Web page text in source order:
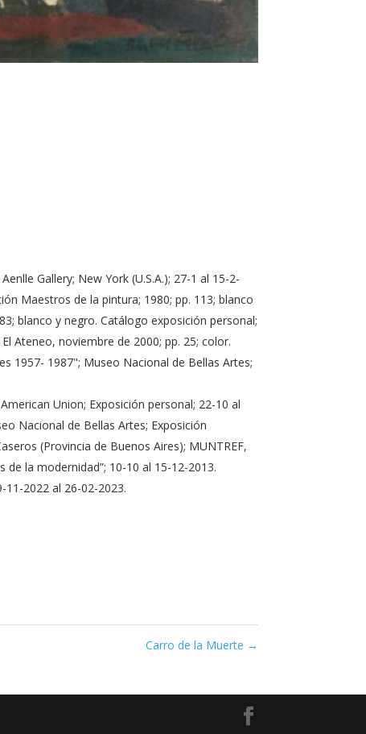
Gallery; New York (U.S.A.); 27-1 al 15-2-
Maestros de la pintura; 1980; pp. 113; blanco
blanco y negro. Catálogo exposición personal;
Ateneo, noviembre de 2000; pp. 25; color.
1957- 1987"; Museo Nacional de Bellas Artes;
Union; Exposición personal; 22-10 al
Nacional de Bellas Artes; Exposición
(Provincia de Buenos Aires); MUNTREF,
la modernidad”; 10-10 al 15-12-2013.
11-2022 al 26-02-2023.
Carro de la Muerte →